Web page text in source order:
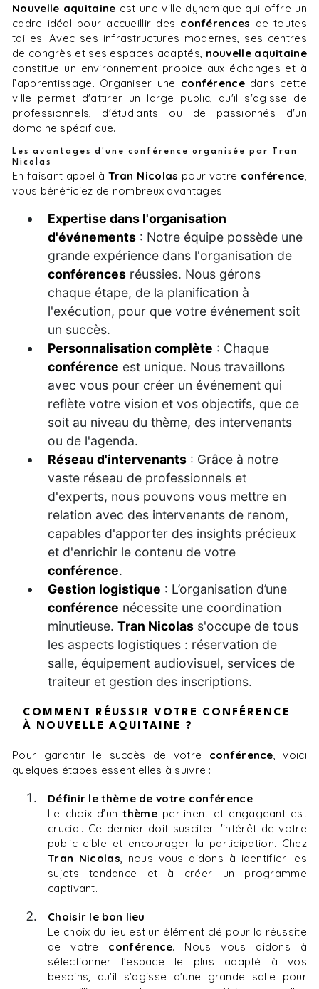
nouvelle aquitaine est une ville dynamique qui offre un
cadre idéal pour accueillir des conférences de toutes
tailles. Avec ses infrastructures modernes, ses centres
de congrès et ses espaces adaptés, nouvelle aquitaine
constitue un environnement propice aux échanges et à
l’apprentissage. Organiser une conférencedans cette
ville permet d'attirer un large public, qu'il s'agisse de
professionnels, d'étudiants ou de passionnés d'un
domaine spécifique.
Les avantages d'une conférence organisée par Tran
Nicolas
En faisant appel à Tran Nicolas pour votre conférence,
vous bénéficiez de nombreux avantages :
Expertise dans l'organisation
d'événements : Notre équipe possède une
grande expérience dans l'organisation de
conférences réussies. Nous gérons
chaque étape, de la planification à
l'exécution, pour que votre événement soit
un succès.
Personnalisation complète : Chaque
conférence est unique. Nous travaillons
avec vous pour créer un événement qui
reflète votre vision et vos objectifs, que ce
soit au niveau du thème, des intervenants
ou de l'agenda.
Réseau d'intervenants : Grâce à notre
vaste réseau de professionnels et
d'experts, nous pouvons vous mettre en
relation avec des intervenants de renom,
capables d'apporter des insights précieux
et d'enrichir le contenu de votre
conférence.
Gestion logistique : L’organisation d’une
conférence nécessite une coordination
minutieuse. Tran Nicolas s'occupe de tous
les aspects logistiques : réservation de
salle, équipement audiovisuel, services de
traiteur et gestion des inscriptions.
COMMENT RÉUSSIR VOTRE CONFÉRENCE
À NOUVELLE AQUITAINE ?
Pour garantir le succès de votre conférence, voici
quelques étapes essentielles à suivre :
Définir le thème de votre conférence
Le choix d’unthèmepertinent et engageant est
crucial. Ce dernier doit susciter l'intérêt de votre
public cible et encourager la participation. Chez
Tran Nicolas, nous vous aidons à identifier les
sujets tendance et à créer un programme
captivant.
Choisir le bon lieu
Le choix du lieu est un élément clé pour la réussite
de votre conférence. Nous vous aidons à
sélectionner l'espace le plus adapté à vos
besoins, qu'il s'agisse d'une grande salle pour